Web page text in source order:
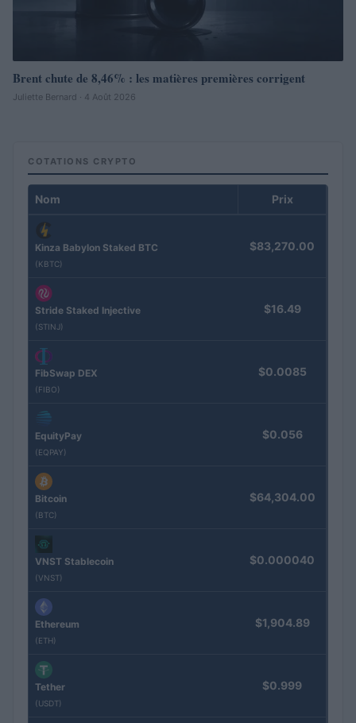
Brent chute de 8,46% : les matières premières corrigent
Juliette Bernard · 4 Août 2026
COTATIONS CRYPTO
Nom Prix
Kinza Babylon Staked BTC
(KBTC)
$83,270.00
Stride Staked Injective
(STINJ)
$16.49
FibSwap DEX
(FIBO)
$0.0085
EquityPay
(EQPAY)
$0.056
Bitcoin
(BTC)
$64,304.00
VNST Stablecoin
(VNST)
$0.000040
Ethereum
(ETH)
$1,904.89
Tether
(USDT)
$0.999